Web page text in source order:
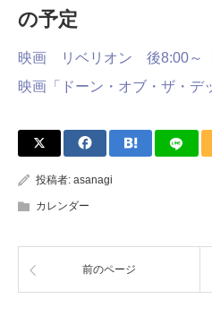
の予定
映画 リベリオン 後8:00～【
映画「ドーン・オブ・ザ・デ
投稿者: asanagi
カレンダー
前のページ